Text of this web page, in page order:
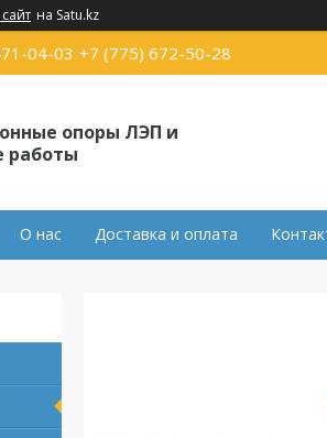
на Satu.kz
04-03 +7 (775) 672-50-28
опоры ЛЭП и
работы
О нас Доставка и оплата